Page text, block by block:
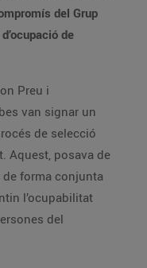
del Grup
de
Preu i
van signar un
de selecció
Aquest, posava de
forma conjunta
l’ocupabilitat
del